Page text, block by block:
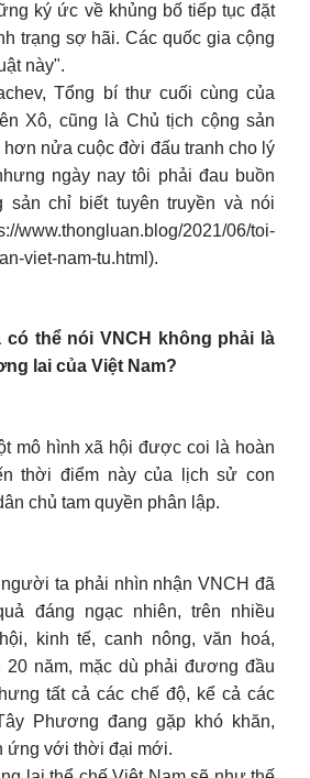
ký ức về khủng bố tiếp tục đặt
trạng sợ hãi. Các quốc gia cộng
này".
Tổng bí thư cuối cùng của
Xô, cũng là Chủ tịch cộng sản
hơn nửa cuộc đời đấu tranh cho lý
ngày nay tôi phải đau buồn
sản chỉ biết tuyên truyền và nói
2021/06/toi-
viet-nam-tu.html).
thể nói VNCH không phải là
lai của Việt Nam?
mô hình xã hội được coi là hoàn
thời điểm này của lịch sử con
chủ tam quyền phân lập.
ta phải nhìn nhận VNCH đã
đáng ngạc nhiên, trên nhiều
kinh tế, canh nông, văn hoá,
20 năm, mặc dù phải đương đầu
tất cả các chế độ, kể cả các
Phương đang gặp khó khăn,
ứng với thời đại mới.